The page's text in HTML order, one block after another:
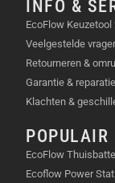
HOE
X125?
voor 125Ah
KAN IK
INFO &
EcoFlow Keuzetool
Veelgestelde
Retourneren &
Garantie & reparatie
Klachten &
POPULAIR
EcoFlow
Ecoflow Power